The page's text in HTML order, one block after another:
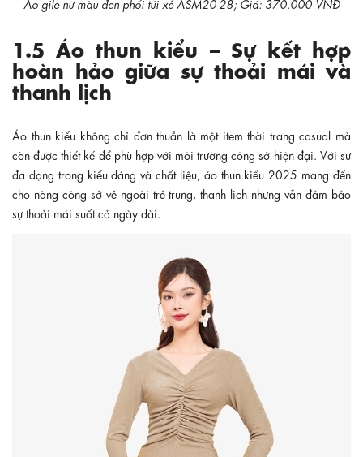
Áo gile nữ màu đen phối túi xẻ ASM20-28; Giá: 370.000 VNĐ
1.5 Áo thun kiểu – Sự kết hợp
hoàn hảo giữa sự thoải mái và
thanh lịch
Áo thun kiểu không chỉ đơn thuần là một item thời trang casual mà
còn được thiết kế để phù hợp với môi trường công sở hiện đại. Với sự
đa dạng trong kiểu dáng và chất liệu, áo thun kiểu 2025 mang đến
cho nàng công sở vẻ ngoài trẻ trung, thanh lịch nhưng vẫn đảm bảo
sự thoải mái suốt cả ngày dài.